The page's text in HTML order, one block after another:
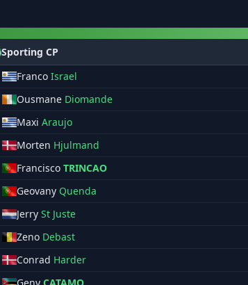
Sporting CP
Franco Israel
Ousmane Diomande
Maxi Araujo
Morten Hjulmand
Francisco TRINCAO
Geovany Quenda
Jerry St Juste
Zeno Debast
Conrad Harder